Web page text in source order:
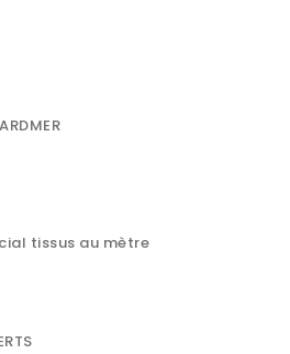
tissus au mètre